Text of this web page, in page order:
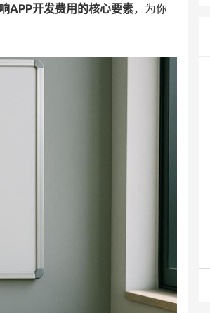
APP开发费用的核心要素，为你